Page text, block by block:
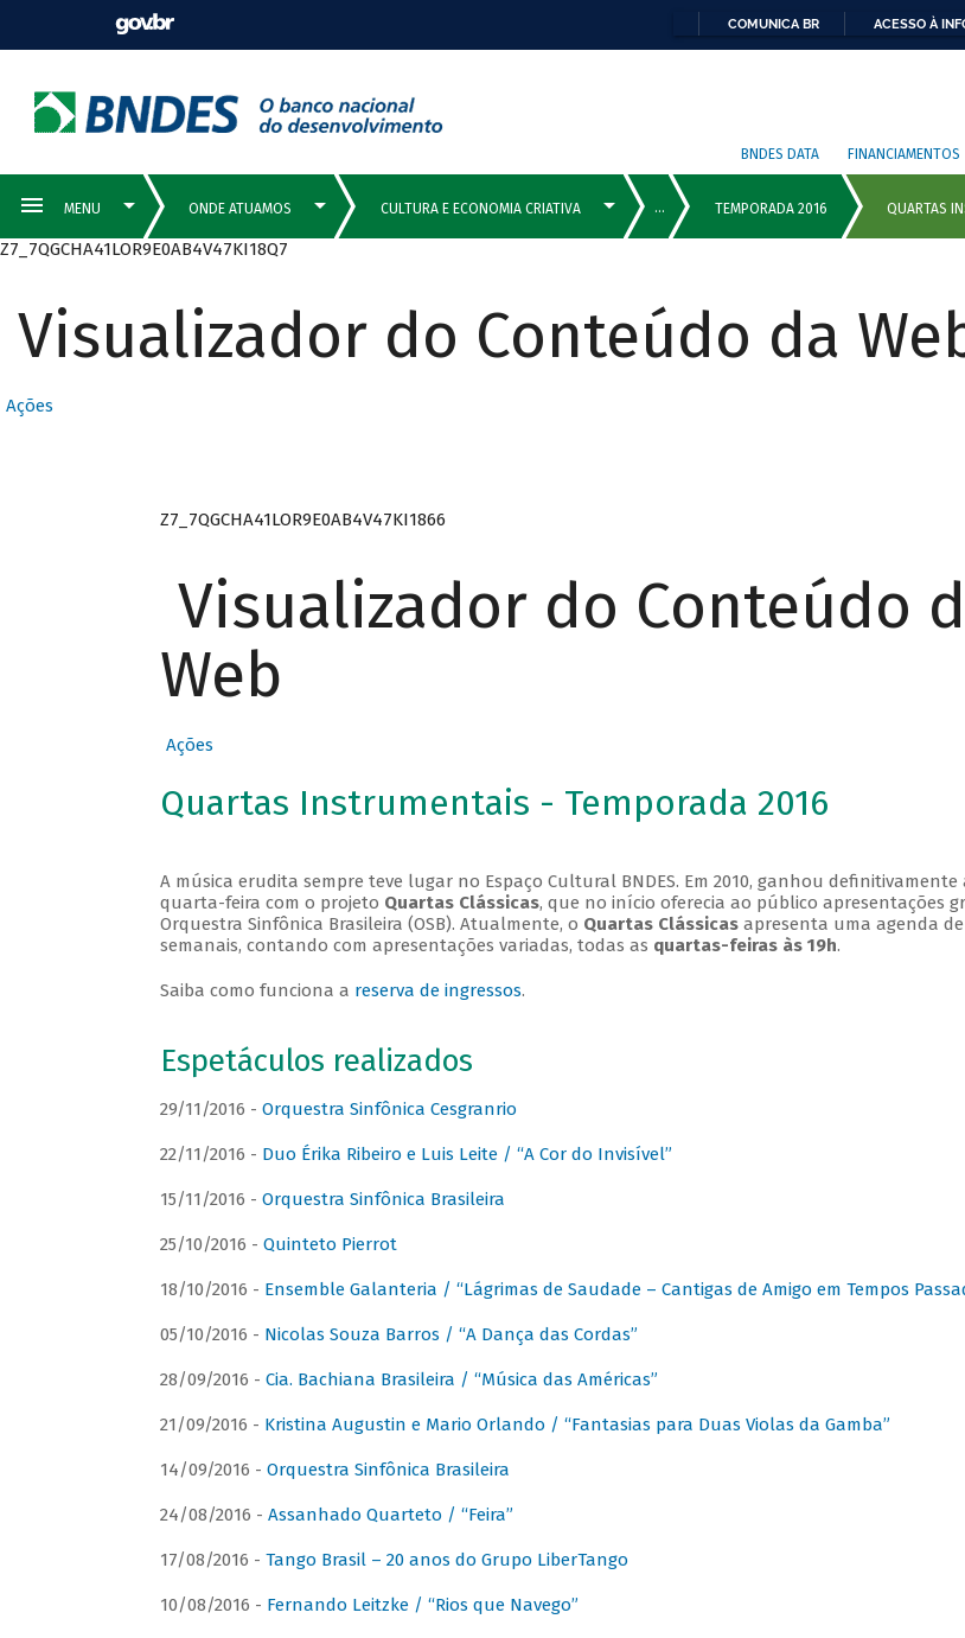
COMUNICA BR ACESSO À
BNDES DATA FINANCIAMENTOS
Z7_7QGCHA41LOR9E0AB4V47KI18Q7
Visualizador do Conteúdo da
Ações
Z7_7QGCHA41LOR9E0AB4V47KI1866
Visualizador do Conteúdo
Web
Ações
Quartas Instrumentais - Temporada 2016
A música erudita sempre teve lugar no Espaço Cultural BNDES. Em 2010, ganhou definitivamente
quarta-feira com o projeto Quartas Clássicas, que no início oferecia ao público apresentações
Orquestra Sinfônica Brasileira (OSB). Atualmente, o Quartas Clássicasapresenta uma agenda
semanais, contando com apresentações variadas, todas as quartas-feiras às 19h.
Saiba como funciona a reserva de ingressos.
Espetáculos realizados
29/11/2016 - Orquestra Sinfônica Cesgranrio
22/11/2016 - Duo Érika Ribeiro e Luis Leite / “A Cor do Invisível”
15/11/2016 - Orquestra Sinfônica Brasileira
25/10/2016 - Quinteto Pierrot
18/10/2016 - Ensemble Galanteria / “Lágrimas de Saudade – Cantigas de Amigo em Tempos
05/10/2016 - Nicolas Souza Barros / “A Dança das Cordas”
28/09/2016 - Cia. Bachiana Brasileira / “Música das Américas”
21/09/2016 - Kristina Augustin e Mario Orlando / “Fantasias para Duas Violas da Gamba”
14/09/2016 - Orquestra Sinfônica Brasileira
24/08/2016 - Assanhado Quarteto / “Feira”
17/08/2016 - Tango Brasil – 20 anos do Grupo LiberTango
10/08/2016 - Fernando Leitzke / “Rios que Navego”